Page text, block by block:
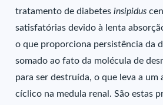
tratamento de diabetesinsipidus
satisfatórias devido à lenta
o que proporciona persistência da
somado ao fato da molécula de
para ser destruída, o que leva a um
cíclico na medula renal. São estas